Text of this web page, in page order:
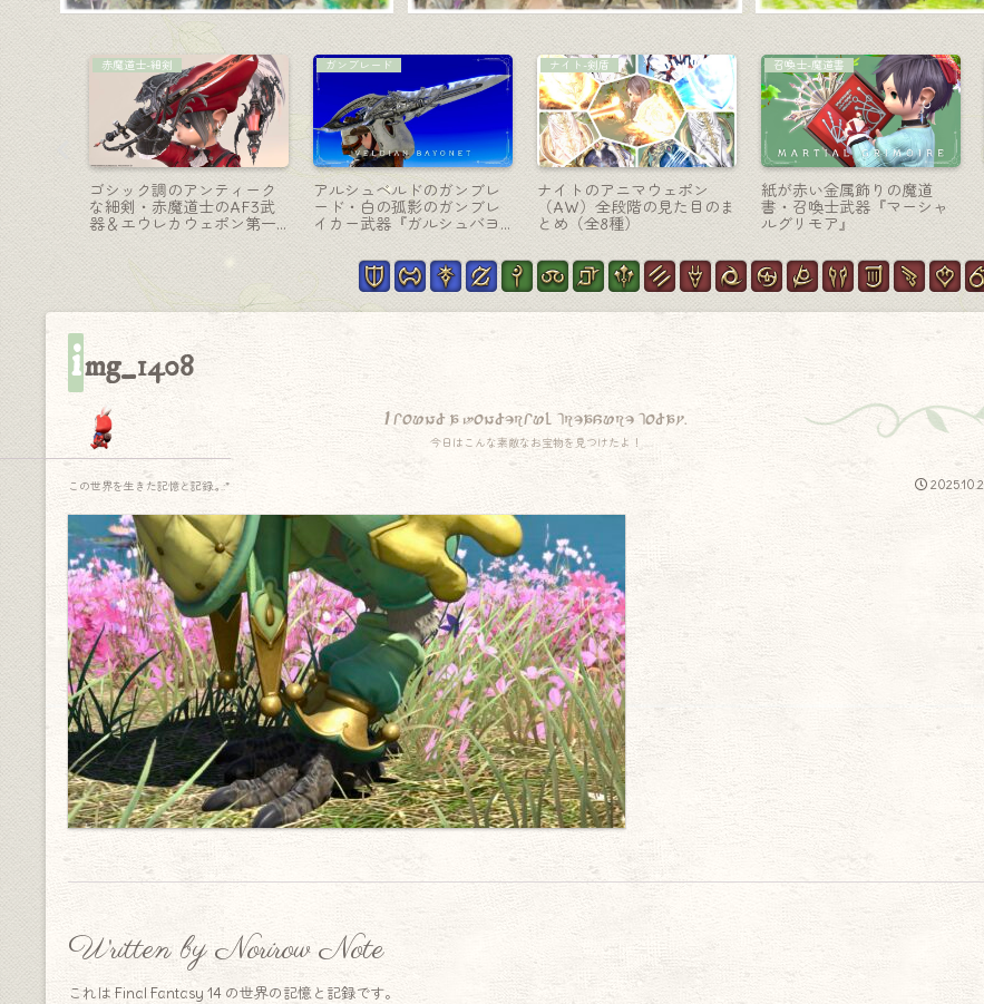
マウント
大迷宮バハムート真成編3層
の不死鳥マウント『リボー
ン・フェニックス』(新生祭
黒魔道士-杖
空色の鳩が可愛いドォー
ヌ・メグの黒魔道士杖『フ
ェイロッド』
賢者-賢具
光り輝く賢者武器 / ナイツ・
オブ・ラウンドの賢具『ミ
ルプレーヴェ・オブ・ラウ
ンド』
コーディネート
【ミラプリ】儚げに微笑む
スフェーンちゃん風コスプ
レ（ララフェル女子Ver.）
img_1408
I found a wonderful treasure today.
今日はこんな素敵なお宝物を見つけたよ！
この世界を生きた記憶と記録.｡.:*
Written by Norirow Note
これは Final Fantasy 14 の世界の記憶と記録です。